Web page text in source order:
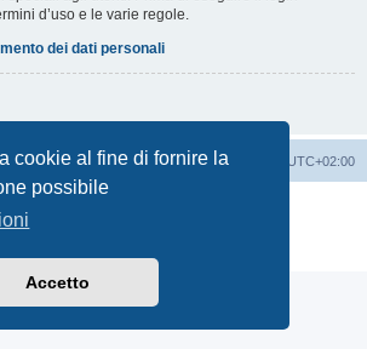
cookie al fine di fornire la
possibile
Accetto
d’uso e le varie regole.
dei dati personali
Tutti gli orari sono UTC+02:00
Cancella cookie
Traduzione Italiana